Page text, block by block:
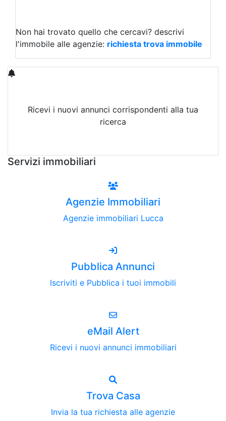
Non hai trovato quello che cercavi? descrivi
l'immobile alle agenzie: richiesta trova immobile
Ricevi i nuovi annunci corrispondenti alla tua
ricerca
Servizi immobiliari
Agenzie Immobiliari
Agenzie immobiliari Lucca
Pubblica Annunci
Iscriviti e Pubblica i tuoi immobili
eMail Alert
Ricevi i nuovi annunci immobiliari
Trova Casa
Invia la tua richiesta alle agenzie